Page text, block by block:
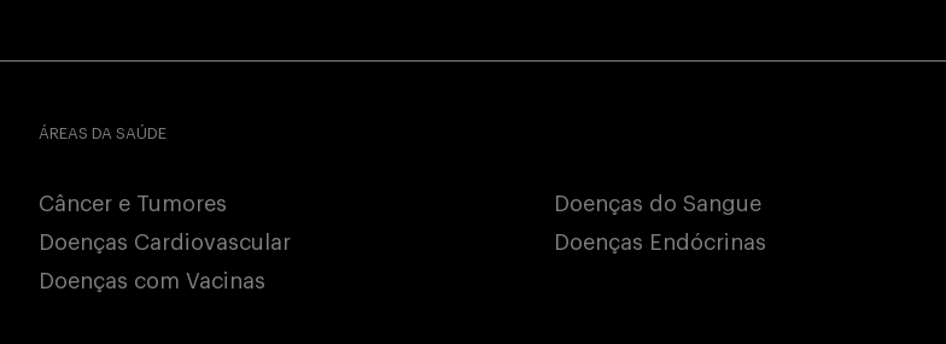
ÁREAS DA SAÚDE
Câncer e Tumores
Doenças Cardiovascular
Doenças com Vacinas
Doenças do Sangue
Doenças Endócrinas